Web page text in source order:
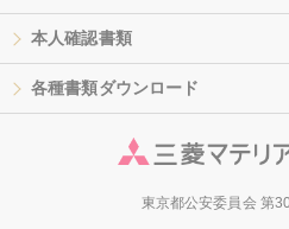
本人確認書類
各種書類ダウンロード
東京都公安委員会 第